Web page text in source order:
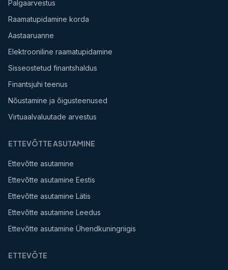
Palgaarvestus
Raamatupidamine korda
Aastaaruanne
Elektrooniline raamatupidamine
Sisseostetud finantshaldus
Finantsjuhi teenus
Nõustamine ja õigusteenused
Virtuaalvaluutade arvestus
ETTEVÕTTE ASUTAMINE
Ettevõtte asutamine
Ettevõtte asutamine Eestis
Ettevõtte asutamine Lätis
Ettevõtte asutamine Leedus
Ettevõtte asutamine Ühendkuningriigis
ETTEVÕTE